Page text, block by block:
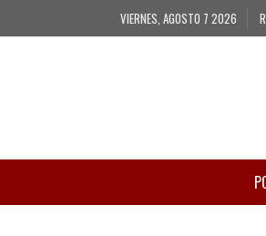
VIERNES, AGOSTO 7 2026